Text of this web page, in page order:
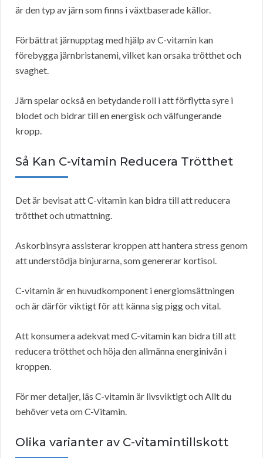
är den typ av järn som finns i växtbaserade källor.
Förbättrat järnupptag med hjälp av C-vitamin kan
förebygga järnbristanemi, vilket kan orsaka trötthet och
svaghet.
Järn spelar också en betydande roll i att förflytta syre i
blodet och bidrar till en energisk och välfungerande
kropp.
Så Kan C-vitamin Reducera Trötthet
Det är bevisat att C-vitamin kan bidra till att reducera
trötthet och utmattning.
Askorbinsyra assisterar kroppen att hantera stress genom
att understödja binjurarna, som genererar kortisol.
C-vitamin är en huvudkomponent i energiomsättningen
och är därför viktigt för att känna sig pigg och vital.
Att konsumera adekvat med C-vitamin kan bidra till att
reducera trötthet och höja den allmänna energinivån i
kroppen.
För mer detaljer, läs C-vitamin är livsviktigt och Allt du
behöver veta om C-Vitamin.
Olika varianter av C-vitamintillskott